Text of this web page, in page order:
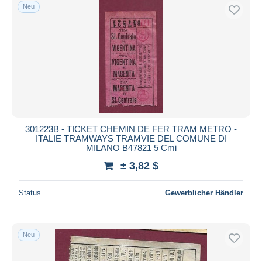
Neu
301223B - TICKET CHEMIN DE FER TRAM METRO -
ITALIE TRAMWAYS TRAMVIE DEL COMUNE DI
MILANO B47821 5 Cmi
± 3,82 $
Status Gewerblicher Händler
Neu